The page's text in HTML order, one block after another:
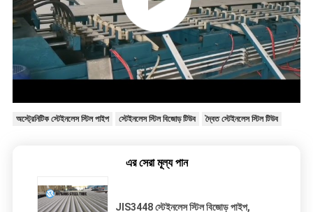
অস্ট্রেনিটিক স্টেইনলেস স্টিল পাইপ স্টেইনলেস স্টিল বিজোড় টিউব দ্বৈত স্টেইনলেস স্টিল টিউব
এর সেরা মূল্য পান
JIS3448 স্টেইনলেস স্টিল বিজোড় পাইপ,